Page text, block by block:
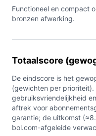
Functioneel en compact
bronzen afwerking.
Totaalscore
De eindscore is het
(gewichten per
gebruiksvriendelijkheid
aftrek voor
garantie; de uitkomst
bol.com-afgeleide